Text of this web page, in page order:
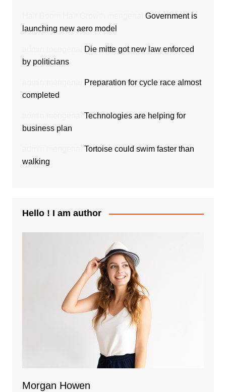
Government is
launching new aero model
Die mitte got new law enforced
by politicians
Preparation for cycle race almost
completed
Technologies are helping for
business plan
Tortoise could swim faster than
walking
Hello ! I am author
Morgan Howen